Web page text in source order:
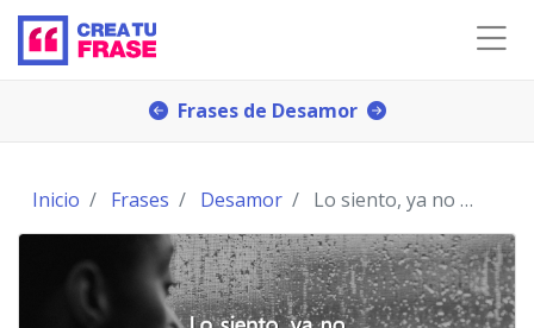
Frases de Desamor
Inicio Frases Desamor Lo siento, ya no estoy para que me quieran cuando